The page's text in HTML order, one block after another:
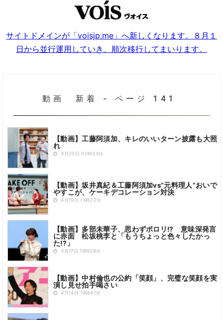
サイトドメインが「voisjp.me」へ新しくなります。８月１
日から並行運用していき、順次移行してまいります。
動画 新着 - ページ 141
【動画】工藤阿須加、キレのいいターン披露も大照
れ
4月20日 02時33分
【動画】坂井真紀＆工藤阿須加vs“元料理人”おいで
やすこが、ケーキデコレーション対決
4月19日 13時22分
【動画】多部未華子、思わずポロリ!? 意味深発言
に赤面 松坂桃李と「もうちょっと色々したかっ
た!?」
4月17日 18時38分
【動画】中村倫也の公約「笑顔」、完璧な笑顔を実
演し見せ拍手喝さい
4月14日 19時47分